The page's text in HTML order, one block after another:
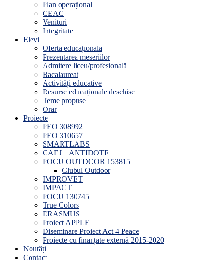
Plan operațional
CEAC
Venituri
Integritate
Elevi
Oferta educațională
Prezentarea meseriilor
Admitere liceu/profesională
Bacalaureat
Activități educative
Resurse educaționale deschise
Teme propuse
Orar
Proiecte
PEO 308992
PEO 310657
SMARTLABS
CAEJ – ANTIDOTE
POCU OUTDOOR 153815
Clubul Outdoor
IMPROVET
IMPACT
POCU 130745
True Colors
ERASMUS +
Proiect APPLE
Diseminare Proiect Act 4 Peace
Proiecte cu finanțate externă 2015-2020
Noutăți
Contact